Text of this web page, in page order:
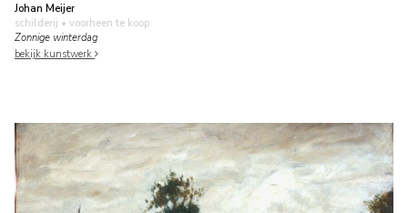
Johan Meijer
schilderij • voorheen te koop
Zonnige winterdag
bekijk kunstwerk